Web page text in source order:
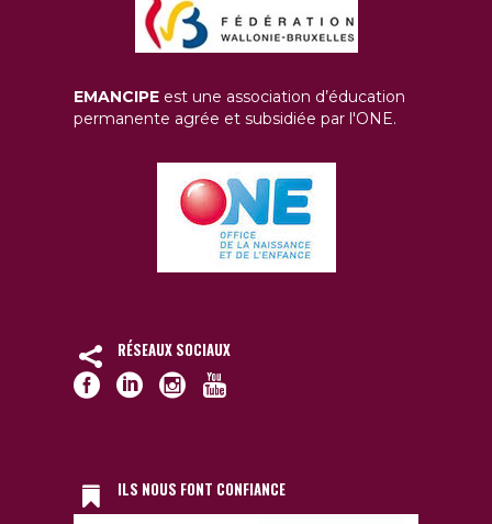
EMANCIPE est une association d’éducation
permanente agrée et subsidiée par l'ONE.
RÉSEAUX SOCIAUX
ILS NOUS FONT CONFIANCE